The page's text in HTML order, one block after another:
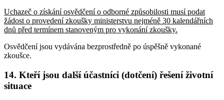
Uchazeč o získání osvědčení o odborné způsobilosti musí podat
žádost o provedení zkoušky ministerstvu nejméně 30 kalendářních
dnů před termínem stanoveným pro vykonání zkoušky.
Osvědčení jsou vydávána bezprostředně po úspěšně vykonané
zkoušce.
14. Kteří jsou další účastníci (dotčení) řešení životní
situace